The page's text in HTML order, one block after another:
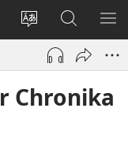
Websitesprache
ändern
Anmelden
(öffnet
Fenster)
Suche
Chronika